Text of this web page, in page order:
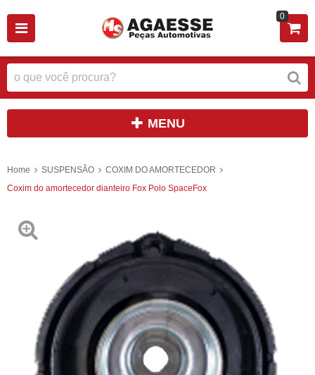
0
MENU
Home SUSPENSÃO
COXIM DO AMORTECEDOR
Coxim do amortecedor dianteiro Fox Polo SpaceFox